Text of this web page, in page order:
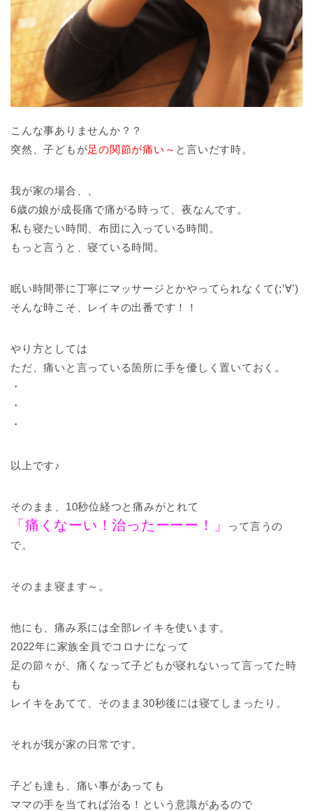
こんな事ありませんか？？
突然、子どもが足の関節が痛い～ と言いだす時。
我が家の場合、、
6歳の娘が成長痛で痛がる時って、夜なんです。
私も寝たい時間、布団に入っている時間。
もっと言うと、寝ている時間。
眠い時間帯に丁寧にマッサージとかやってられなくて(;’∀’)
そんな時こそ、レイキの出番です！！
やり方としては
ただ、痛いと言っている箇所に手を優しく置いておく。
・
・
・
以上です♪
そのまま、10秒位経つと痛みがとれて
「痛くなーい！治ったーーー！」
って言うの
で。
そのまま寝ます～。
他にも、痛み系には全部レイキを使います。
2022年に家族全員でコロナになって
足の節々が、痛くなって子どもが寝れないって言ってた時
も
レイキをあてて、そのまま30秒後には寝てしまったり。
それが我が家の日常です。
子ども達も、痛い事があっても
ママの手を当てれば治る！という意識があるので